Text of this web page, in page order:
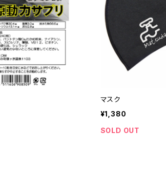
マスク
¥1,380
SOLD OUT